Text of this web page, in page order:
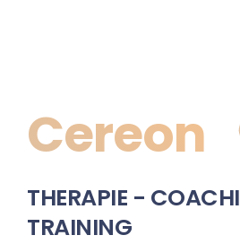
Cereon
THERAPIE -
TRAINING